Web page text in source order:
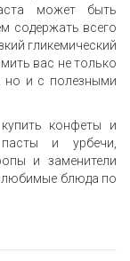
может быть
содержать всего
гликемический
вас не только
но и с полезными
конфеты и
и урбечи,
и заменители
любимые блюда по